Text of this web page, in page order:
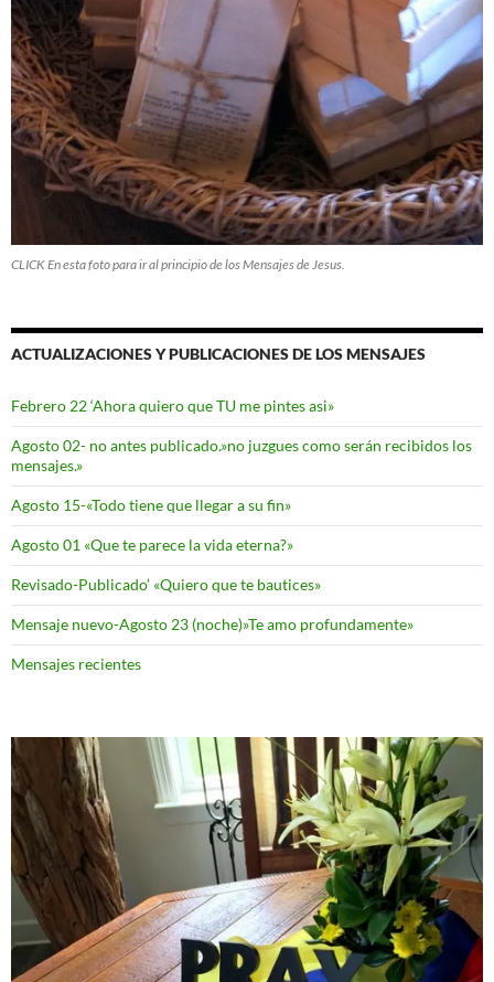
CLICK En esta foto para ir al principio de los Mensajes de Jesus.
ACTUALIZACIONES Y PUBLICACIONES DE LOS MENSAJES
Febrero 22 ‘Ahora quiero que TU me pintes asi»
Agosto 02- no antes publicado.»no juzgues como serán recibidos los
mensajes.»
Agosto 15-«Todo tiene que llegar a su fin»
Agosto 01 «Que te parece la vida eterna?»
Revisado-Publicado’ «Quiero que te bautices»
Mensaje nuevo-Agosto 23 (noche)»Te amo profundamente»
Mensajes recientes